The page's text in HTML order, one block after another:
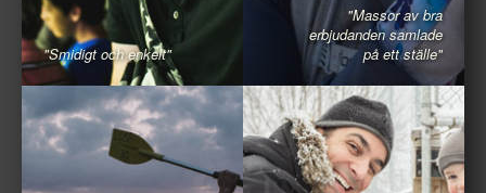
"Smidigt och enkelt"
"Massor av bra
erbjudanden samlade
på ett ställe"